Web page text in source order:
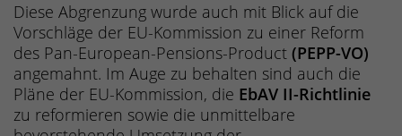
Diese Abgrenzung wurde auch mit Blick auf die
Vorschläge der EU-Kommission zu einer Reform
des Pan-European-Pensions-Product (PEPP-VO)
angemahnt. Im Auge zu behalten sind auch die
Pläne der EU-Kommission, die EbAV II-Richtlinie
zu reformieren sowie die unmittelbare